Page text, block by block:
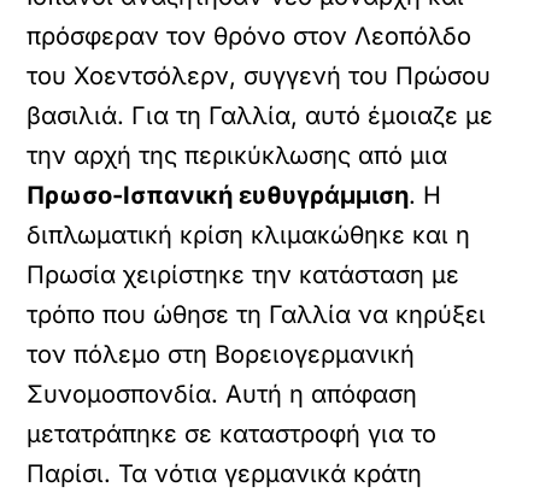
πρόσφεραν τον θρόνο στον Λεοπόλδο
του Χοεντσόλερν, συγγενή του Πρώσου
βασιλιά. Για τη Γαλλία, αυτό έμοιαζε με
την αρχή της περικύκλωσης από μια
Πρωσο-Ισπανική ευθυγράμμιση. Η
διπλωματική κρίση κλιμακώθηκε και η
Πρωσία χειρίστηκε την κατάσταση με
τρόπο που ώθησε τη Γαλλία να κηρύξει
τον πόλεμο στη Βορειογερμανική
Συνομοσπονδία. Αυτή η απόφαση
μετατράπηκε σε καταστροφή για το
Παρίσι. Τα νότια γερμανικά κράτη